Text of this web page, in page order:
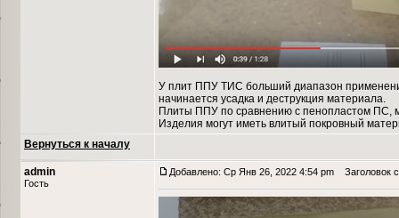
У плит ППУ ТИС больший диапазон
начинается усадка и деструкция материала.
Плиты ППУ по сравнению с пенопластом ПС,
Изделия могут иметь влитый покровный
Вернуться к началу
admin
Гость
Добавлено: Ср Янв 26, 2022 4:54 pm Заголовок